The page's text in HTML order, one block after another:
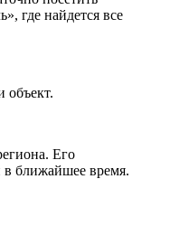
где найдется все
объект.
Его
в ближайшее время.